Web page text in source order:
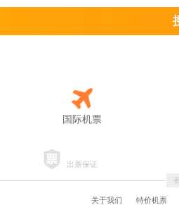
国际机票
出票保证
关于我们 特价机票